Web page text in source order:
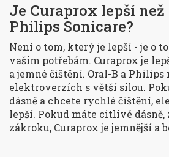
Je Curaprox lepší než
Philips Sonicare?
Není o tom, který je lepší - je o
vašim potřebám. Curaprox je
a jemné čištění. Oral-B a
elektroverzích s větší silou.
dásně a chcete rychlé čištění,
lepší. Pokud máte citlivé dásně,
zákroku, Curaprox je jemnější a